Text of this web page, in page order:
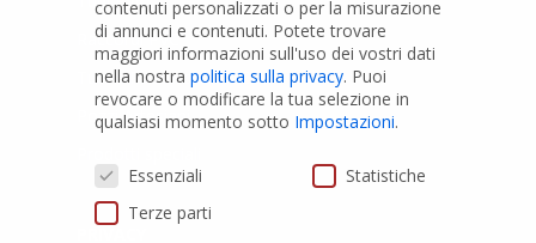
Raccordi PVC
Tubi e Raccordi in PVC-A
Pozzi Artesiani
contenuti personalizzati o per la misurazione
di annunci e contenuti. Potete trovare
maggiori informazioni sull'uso dei vostri dati
nella nostra politica sulla privacy. Puoi
revocare o modificare la tua selezione in
qualsiasi momento sotto Impostazioni.
Preferenze Privacy
Essenziali
Statistiche
Terze parti